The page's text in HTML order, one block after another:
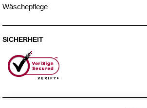
Wäschepflege
SICHERHEIT